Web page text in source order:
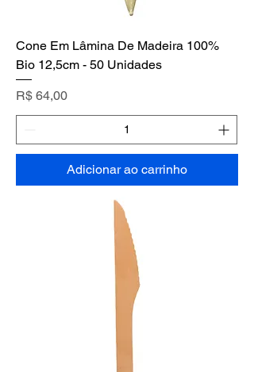
Cone Em Lâmina De Madeira 100%
Bio 12,5cm - 50 Unidades
Preço
R$ 64,00
Adicionar ao carrinho